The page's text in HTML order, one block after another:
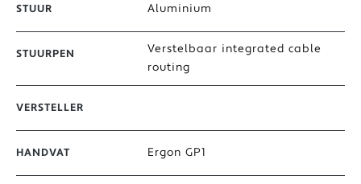
STUUR Aluminium
STUURPEN
Verstelbaar integrated cable
routing
VERSTELLER
HANDVAT Ergon GP1